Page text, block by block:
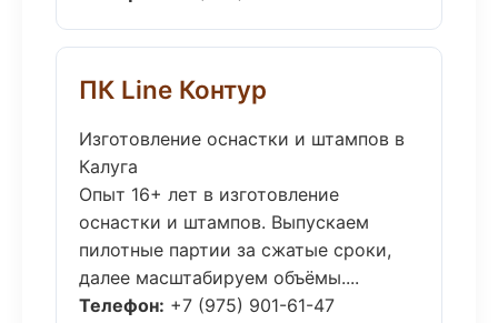
ПК Line Контур
Изготовление оснастки и штампов в
Калуга
Опыт 16+ лет в изготовление
оснастки и штампов. Выпускаем
пилотные партии за сжатые сроки,
далее масштабируем объёмы....
Телефон: +7 (975) 901-61-47